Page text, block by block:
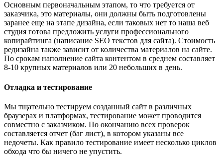
Основным первоначальным этапом, то что требуется от
заказчика, это материалы, они должны быть подготовлены
заранее еще на этапе дизайна, если таковых нет то наша веб
студия готова предложить услуги профессионального
копирайтинга (написание SEO текстов для сайта). Стоимость
редизайна также зависит от количества материалов на сайте.
По срокам наполнение сайта контентом в среднем составляет
8-10 крупных материалов или 20 небольших в день.
Отладка и тестирование
Мы тщательно тестируем созданный сайт в различных
браузерах и платформах, тестирование может проводится
совместно с заказчиком. По окончанию всех проверок
составляется отчет (баг лист), в котором указаны все
недочеты. Как правило тестирование имеет несколько циклов
обхода что бы ничего не упустить.